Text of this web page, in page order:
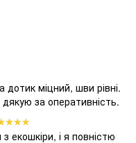
дотик міцний, шви рівні.
за оперативність.
екошкіри, і я повністю